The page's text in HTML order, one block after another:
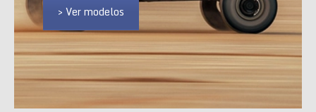
> Ver modelos